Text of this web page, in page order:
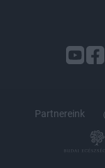
Partnereink